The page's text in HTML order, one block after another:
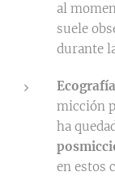
al
suele
durante
micción
ha
en estos